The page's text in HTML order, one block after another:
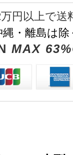
円以上で送
縄・離島は
MAX